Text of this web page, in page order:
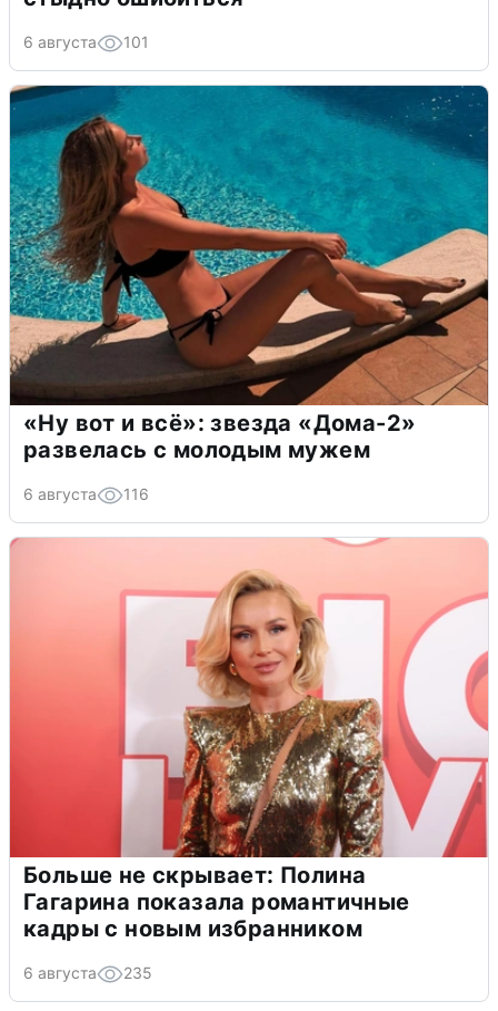
6 августа 101
«Ну вот и всё»: звезда «Дома-2»
развелась с молодым мужем
6 августа 116
Больше не скрывает: Полина
Гагарина показала романтичные
кадры с новым избранником
6 августа 235